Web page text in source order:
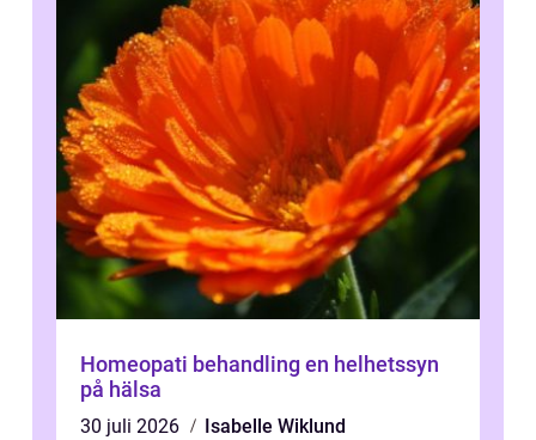
Homeopati behandling en helhetssyn
på hälsa
30 juli 2026
Isabelle Wiklund